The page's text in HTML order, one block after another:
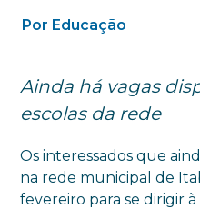
Por Educação
Ainda há vagas
escolas da rede
Os interessados que
na rede municipal de
fevereiro para se dirigir